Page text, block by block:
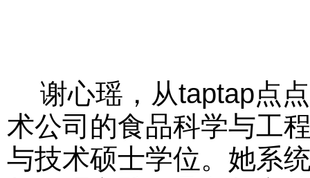
谢心瑶，从taptap点
术公司的食品科学与工
与技术硕士学位。她系